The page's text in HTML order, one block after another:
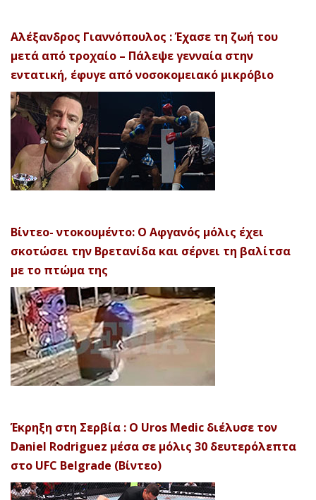
Αλέξανδρος Γιαννόπουλος : Έχασε τη ζωή του
μετά από τροχαίο – Πάλεψε γενναία στην
εντατική, έφυγε από νοσοκομειακό μικρόβιο
Βίντεο- ντοκουμέντο: Ο Αφγανός μόλις έχει
σκοτώσει την Βρετανίδα και σέρνει τη βαλίτσα
με το πτώμα της
Έκρηξη στη Σερβία : Ο Uros Medic διέλυσε τον
Daniel Rodriguez μέσα σε μόλις 30 δευτερόλεπτα
στο UFC Belgrade (Βίντεο)